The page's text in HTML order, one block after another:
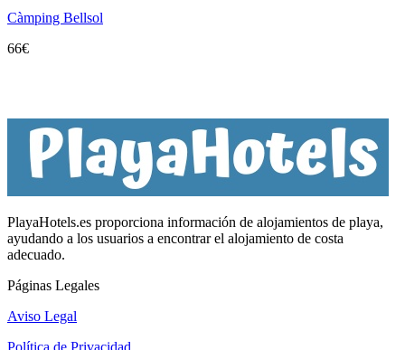
Càmping Bellsol
66€
PlayaHotels.es proporciona información de alojamientos de playa,
ayudando a los usuarios a encontrar el alojamiento de costa
adecuado.
Páginas Legales
Aviso Legal
Política de Privacidad